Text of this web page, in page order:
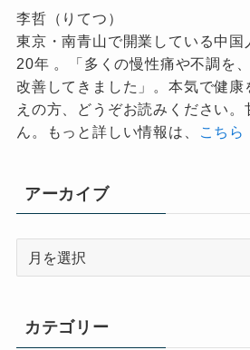
李哲（りてつ）
東京・南青山で開業している中国
20年 。「多くの慢性痛や不調を
改善してきました」。本気で健康
えの方、どうぞお読みください
ん。もっと詳しい情報は、
こちら
アーカイブ
ブ
カテゴリー